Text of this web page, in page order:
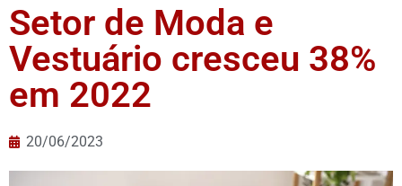
Setor de Moda e
Vestuário cresceu 38%
em 2022
20/06/2023